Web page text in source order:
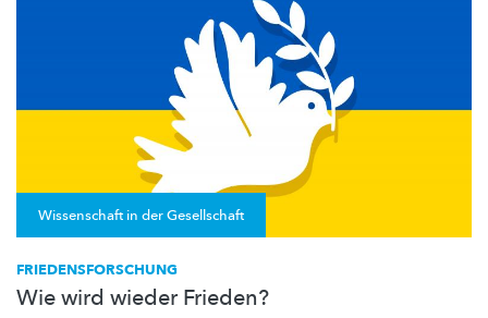
Wissenschaft in der Gesellschaft
FRIEDENSFORSCHUNG
Wie wird wieder Frieden?